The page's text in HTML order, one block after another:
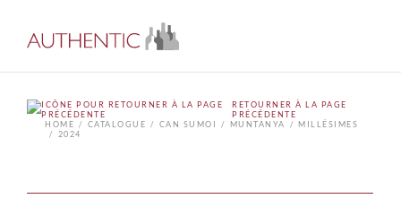
RETOURNER À LA PAGE
PRÉCÉDENTE
HOME
CATALOGUE CAN SUMOI MUNTANYA
MILLÉSIMES
2024